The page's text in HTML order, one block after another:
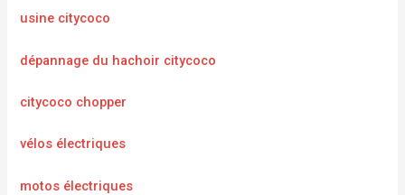
usine citycoco
dépannage du hachoir citycoco
citycoco chopper
vélos électriques
motos électriques